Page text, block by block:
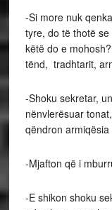
-Si more nuk
tyre, do të thotë
këtë do e
tënd, tradhtarit,
-Shoku sekretar,
nënvlerësuar
qëndron
-Mjafton që i
-E shikon shoku